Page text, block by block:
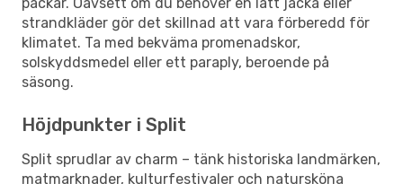
strandkläder gör det skillnad att vara förberedd för
klimatet. Ta med bekväma promenadskor,
solskyddsmedel eller ett paraply, beroende på
säsong.
Höjdpunkter i Split
Split sprudlar av charm – tänk historiska landmärken,
matmarknader, kulturfestivaler och natursköna